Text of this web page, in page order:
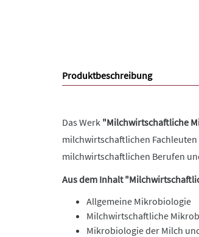
Produktbeschreibung
Das Werk "Milchwirtschaftliche
milchwirtschaftlichen
milchwirtschaftlichen Berufen
Aus dem Inhalt
Allgemeine Mikrobiologie
Milchwirtschaftliche
Mikrobiologie der Milch